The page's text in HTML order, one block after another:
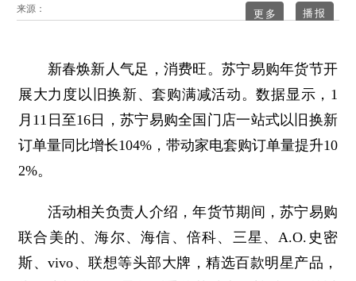
来源：
更多
新春焕新人气足，消费旺。苏宁易购年货节开
展大力度以旧换新、套购满减活动。数据显示，1
月11日至16日，苏宁易购全国门店一站式以旧换新
订单量同比增长104%，带动家电套购订单量提升10
2%。
活动相关负责人介绍，年货节期间，苏宁易购
联合美的、海尔、海信、倍科、三星、A.O.史密
斯、vivo、联想等头部大牌，精选百款明星产品，